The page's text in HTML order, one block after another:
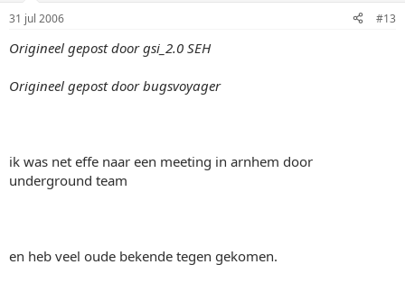
31 jul 2006 #13
Origineel gepost door gsi_2.0 SEH
Origineel gepost door bugsvoyager
ik was net effe naar een meeting in arnhem door
underground team
en heb veel oude bekende tegen gekomen.